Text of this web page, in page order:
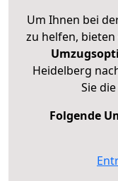
Um Ihnen bei
zu helfen,
Heidelberg
Sie
Folgende